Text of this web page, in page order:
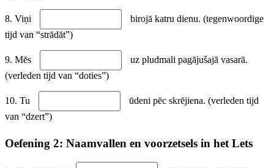
8. Viņi
birojā katru dienu. (tegenwoordige
tijd van “strādāt”)
9. Mēs
uz pludmali pagājušajā vasarā.
(verleden tijd van “doties”)
10. Tu
ūdeni pēc skrējiena. (verleden tijd
van “dzert”)
Oefening 2: Naamvallen en voorzetsels in het Lets